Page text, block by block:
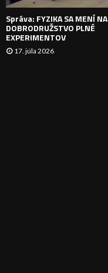
Správa: FYZIKA SA MENÍ NA
DOBRODRUŽSTVO PLNÉ
EXPERIMENTOV
17. júla 2026